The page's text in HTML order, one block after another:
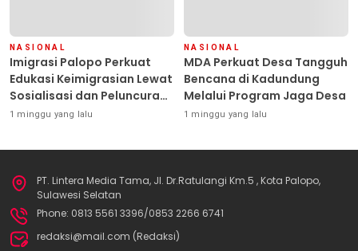
NASIONAL
Imigrasi Palopo Perkuat
Edukasi Keimigrasian Lewat
Sosialisasi dan Peluncuran
Inovasi Chatbot “IT CHIKA”
1 minggu yang lalu
NASIONAL
MDA Perkuat Desa Tangguh
Bencana di Kadundung
Melalui Program Jaga Desa
1 minggu yang lalu
PT. Lintera Media Tama, Jl. Dr.Ratulangi Km.5 , Kota Palopo,
Sulawesi Selatan
Phone: 0813 5561 3396/0853 2266 6741
redaksi@mail.com (Redaksi)